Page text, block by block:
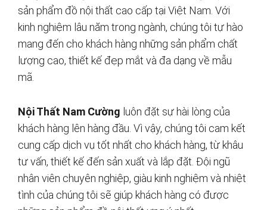
sản phẩm đồ nội thất cao cấp tại Việt Nam. Với
kinh nghiệm lâu năm trong ngành, chúng tôi tự hào
mang đến cho khách hàng những sản phẩm chất
lượng cao, thiết kế đẹp mắt và đa dạng về mẫu
mã.
Nội Thất Nam Cường luôn đặt sự hài lòng của
khách hàng lên hàng đầu. Vì vậy, chúng tôi cam kết
cung cấp dịch vụ tốt nhất cho khách hàng, từ khâu
tư vấn, thiết kế đến sản xuất và lắp đặt. Đội ngũ
nhân viên chuyên nghiệp, giàu kinh nghiệm và nhiệt
tình của chúng tôi sẽ giúp khách hàng có được